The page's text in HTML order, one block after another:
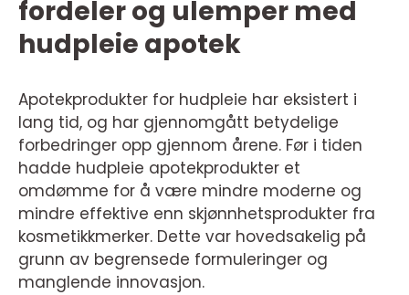
fordeler og ulemper med
hudpleie apotek
Apotekprodukter for hudpleie har eksistert i
lang tid, og har gjennomgått betydelige
forbedringer opp gjennom årene. Før i tiden
hadde hudpleie apotekprodukter et
omdømme for å være mindre moderne og
mindre effektive enn skjønnhetsprodukter fra
kosmetikkmerker. Dette var hovedsakelig på
grunn av begrensede formuleringer og
manglende innovasjon.